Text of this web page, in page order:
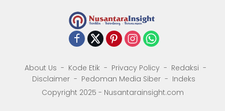
About Us Kode Etik Privacy Policy
Redaksi
Disclaimer
Pedoman Media Siber
Indeks
Copyright 2025 - Nusantarainsight.com